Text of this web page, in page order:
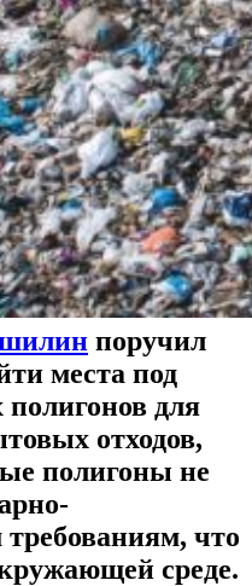
поручил
места под
полигонов для
отходов,
полигоны не
что
среде.